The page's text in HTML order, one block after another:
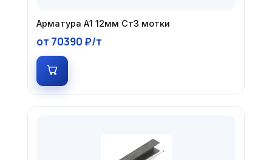
Арматура А1 12мм Ст3 мотки
от 70390 ₽/т